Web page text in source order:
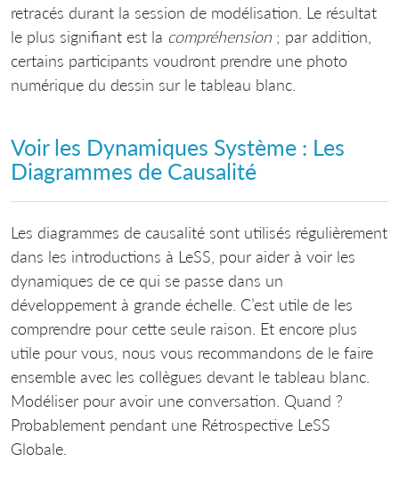
retracés durant la session de modélisation. Le résultat
le plus signifiant est la compréhension ; par addition,
certains participants voudront prendre une photo
numérique du dessin sur le tableau blanc.
Voir les Dynamiques Système : Les
Diagrammes de Causalité
Les diagrammes de causalité sont utilisés régulièrement
dans les introductions à LeSS, pour aider à voir les
dynamiques de ce qui se passe dans un
développement à grande échelle. C’est utile de les
comprendre pour cette seule raison. Et encore plus
utile pour vous, nous vous recommandons de le faire
ensemble avec les collègues devant le tableau blanc.
Modéliser pour avoir une conversation. Quand ?
Probablement pendant une Rétrospective LeSS
Globale.